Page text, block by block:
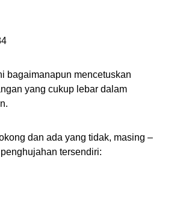
bagaimanapun mencetuskan
yang cukup lebar dalam
dan ada yang tidak, masing –
tersendiri: